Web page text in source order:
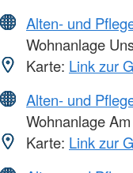
Alten- und
Wohnanlage
Karte: Link zur
Alten- und
Wohnanlage
Karte: Link zur